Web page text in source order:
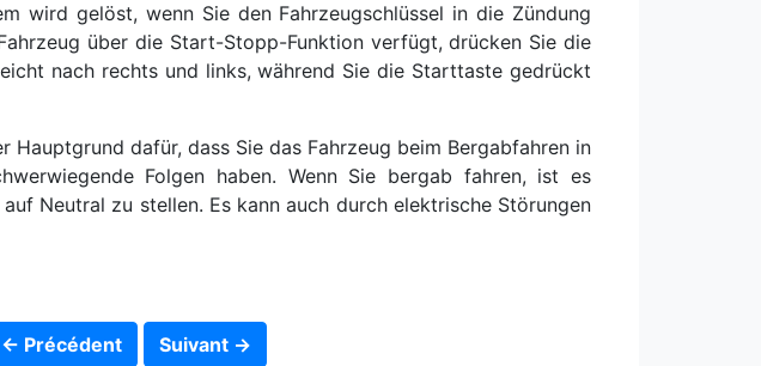
wird gelöst, wenn Sie den Fahrzeugschlüssel in die Zündung
über die Start-Stopp-Funktion verfügt, drücken Sie die
nach rechts und links, während Sie die Starttaste gedrückt
dafür, dass Sie das Fahrzeug beim Bergabfahren in
Folgen haben. Wenn Sie bergab fahren, ist es
Neutral zu stellen. Es kann auch durch elektrische Störungen
← Précédent Suivant →